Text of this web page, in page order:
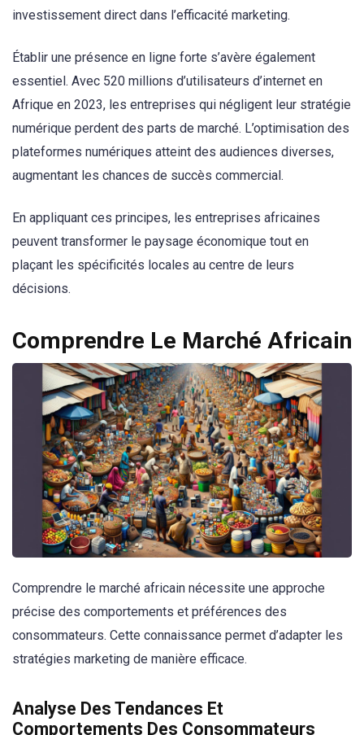
investissement direct dans l’efficacité marketing.
Établir une présence en ligne forte s’avère également
essentiel. Avec 520 millions d’utilisateurs d’internet en
Afrique en 2023, les entreprises qui négligent leur stratégie
numérique perdent des parts de marché. L’optimisation des
plateformes numériques atteint des audiences diverses,
augmentant les chances de succès commercial.
En appliquant ces principes, les entreprises africaines
peuvent transformer le paysage économique tout en
plaçant les spécificités locales au centre de leurs
décisions.
Comprendre Le Marché Africain
Comprendre le marché africain nécessite une approche
précise des comportements et préférences des
consommateurs. Cette connaissance permet d’adapter les
stratégies marketing de manière efficace.
Analyse Des Tendances Et
Comportements Des Consommateurs